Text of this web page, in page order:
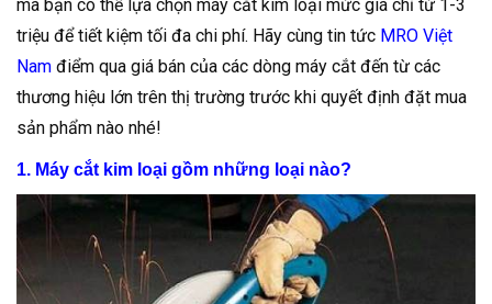
mà bạn có thể lựa chọn máy cắt kim loại mức giá chỉ từ 1-3
triệu để tiết kiệm tối đa chi phí. Hãy cùng tin tức MRO Việt
Nam điểm qua giá bán của các dòng máy cắt đến từ các
thương hiệu lớn trên thị trường trước khi quyết định đặt mua
sản phẩm nào nhé!
1. Máy cắt kim loại gồm những loại nào?